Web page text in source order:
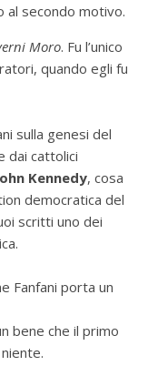
al secondo motivo.
Moro. Fu l’unico
quando egli fu
sulla genesi del
dai cattolici
Kennedy, cosa
democratica del
scritti uno dei
Fanfani porta un
bene che il primo